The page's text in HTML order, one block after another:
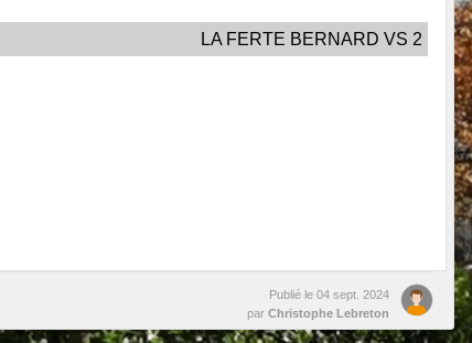
LA FERTE BERNARD VS 2
Publié le 04 sept. 2024
par Christophe Lebreton